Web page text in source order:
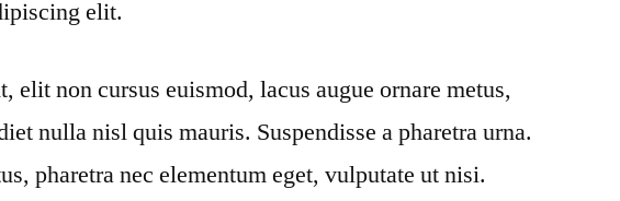
elit.
elit non cursus euismod, lacus augue ornare metus,
nulla nisl quis mauris. Suspendisse a pharetra urna.
pharetra nec elementum eget, vulputate ut nisi.